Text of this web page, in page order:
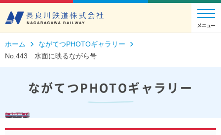
ホーム
ながてつPHOTOギャラリー
No.443 水面に映るながら号
ながてつPHOTOギャラリー